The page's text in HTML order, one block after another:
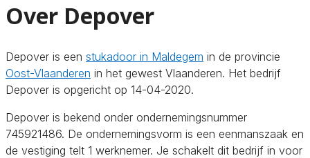
Over Depover
Depover is een stukadoor in Maldegem in de provincie
Oost-Vlaanderen in het gewest Vlaanderen. Het bedrijf
Depover is opgericht op 14-04-2020.
Depover is bekend onder ondernemingsnummer
745921486. De ondernemingsvorm is een eenmanszaak en
de vestiging telt 1 werknemer. Je schakelt dit bedrijf in voor